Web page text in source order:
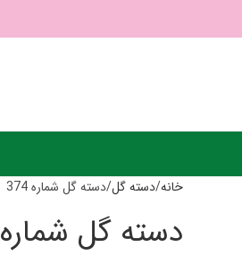
خانه دسته گل دسته گل شماره 374
دسته گل شماره 374